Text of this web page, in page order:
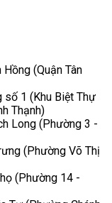
(Quận Tân
1 (Khu Biệt Thự
Thạnh)
Long (Phường 3 -
(Phường Võ Thị
(Phường 14 -